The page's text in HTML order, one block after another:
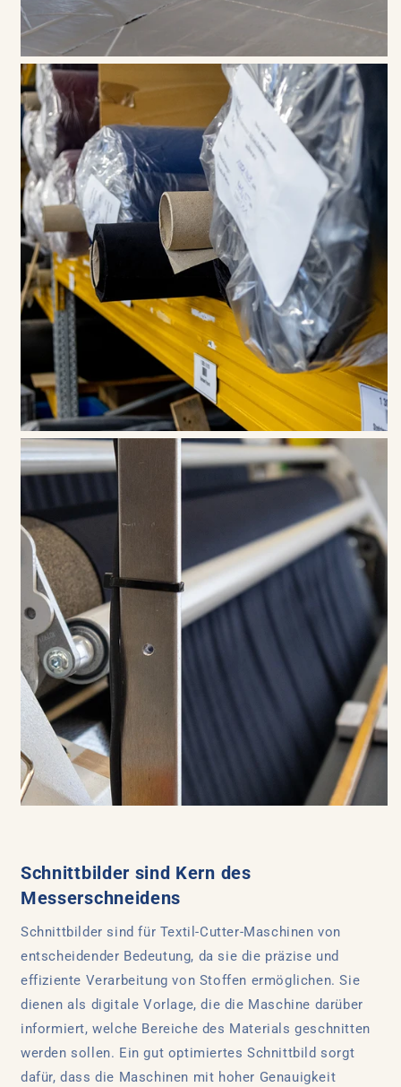
Schnittbilder sind Kern des
Messerschneidens
Schnittbilder sind für Textil-Cutter-Maschinen von
entscheidender Bedeutung, da sie die präzise und
effiziente Verarbeitung von Stoffen ermöglichen. Sie
dienen als digitale Vorlage, die die Maschine darüber
informiert, welche Bereiche des Materials geschnitten
werden sollen. Ein gut optimiertes Schnittbild sorgt
dafür, dass die Maschinen mit hoher Genauigkeit